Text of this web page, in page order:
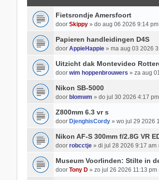
Fietsrondje Amersfoort
door Skippy» do aug 06 2026 9:14 pm
Papieren handleidingen D4S
door AppieHappie» ma aug 03 2026
Uitzicht dak Montevideo
door wim hoppenbrouwers » za aug
Nikon SB-5000
door blomwm » do jul 30 2026 4:17
Z800mm 6.3 vr s
door DjenghisCordy» wo jul 29 2026
Nikon AF-S 300mm f/2.8G VR
door robcctje» di jul 28 2026 9:17 am
Museum Voorlinden: Stilte in
door Tony D» zo jul 26 2026 11:13 pm